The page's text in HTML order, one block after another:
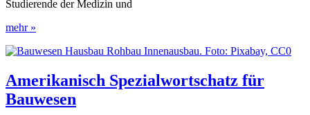
Studierende der Medizin und
Amerikanisch
für
Gesundheit
und
Pflegeberufe
mehr »
Amerikanisch Spezialwortschatz für
Bauwesen